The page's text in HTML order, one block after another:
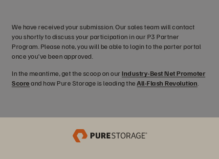
We have received your submission. Our sales team will contact
you shortly to discuss your participation in our P3 Partner
Program. Please note, you will be able to login to the parter portal
once you've been approved.
In the meantime, get the scoop on ourIndustry-Best Net Promoter
Scoreand how Pure Storage is leading theAll-Flash Revolution